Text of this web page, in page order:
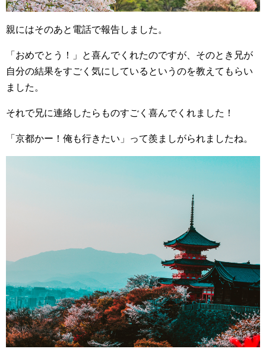
親にはそのあと電話で報告しました。
「おめでとう！」と喜んでくれたのですが、そのとき兄が
自分の結果をすごく気にしているというのを教えてもらい
ました。
それで兄に連絡したらものすごく喜んでくれました！
「京都かー！俺も行きたい」って羨ましがられましたね。